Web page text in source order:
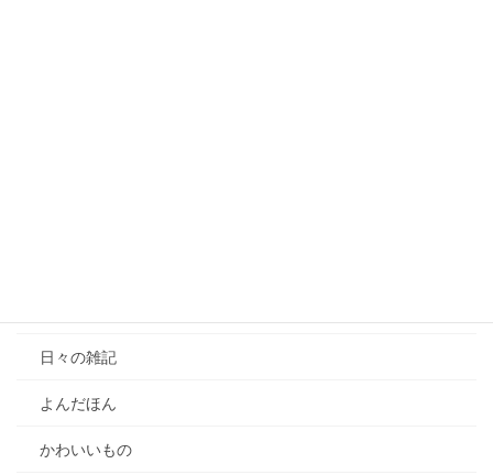
日々の雑記
よんだほん
かわいいもの